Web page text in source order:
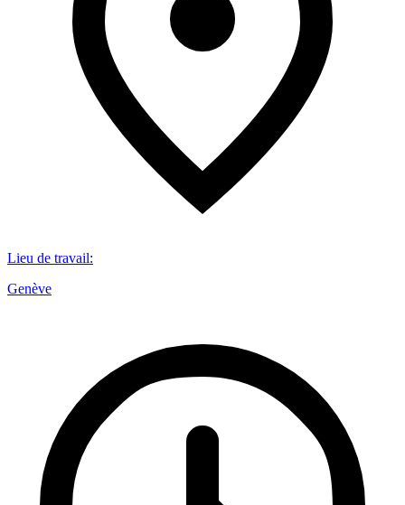
Lieu de travail:
Genève